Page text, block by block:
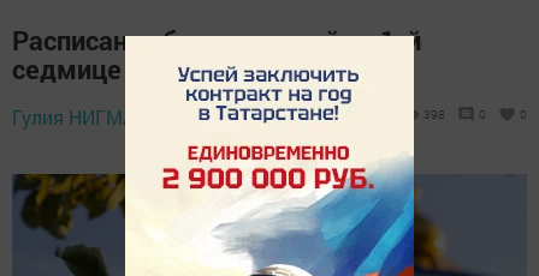
Расписание богослужений на 1-й
седмице по Пятидесятнице
Гулия НИГМАТУЛЛИНА, 10 июня 2025 -
14:38
398 0 0